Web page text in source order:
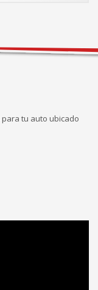
tu auto ubicado